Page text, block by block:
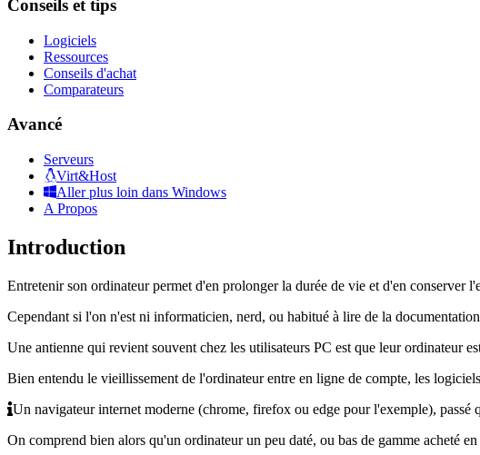
Conseils et tips
Logiciels
Ressources
Conseils d'achat
Comparateurs
Avancé
Serveurs
Virt&Host
Aller plus loin dans Windows
A Propos
Introduction
Entretenir son ordinateur permet d'en prolonger la durée de vie et d'en conserver
Cependant si l'on n'est ni informaticien, nerd, ou habitué à lire de la
Une antienne qui revient souvent chez les utilisateurs PC est que leur ordinateur
Bien entendu le vieillissement de l'ordinateur entre en ligne de compte, les
Un navigateur internet moderne (chrome, firefox ou edge pour l'exemple), passé
On comprend bien alors qu'un ordinateur un peu daté, ou bas de gamme acheté